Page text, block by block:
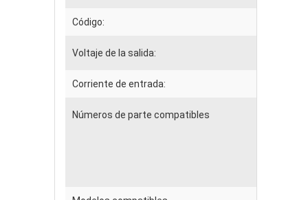
Código:
Voltaje de la salida:
Corriente de entrada:
Números de parte compatibles